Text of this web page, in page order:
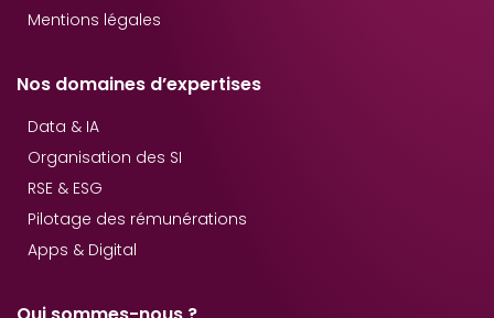
Mentions légales
Nos domaines d’expertises
Data & IA
Organisation des SI
RSE & ESG
Pilotage des rémunérations
Apps & Digital